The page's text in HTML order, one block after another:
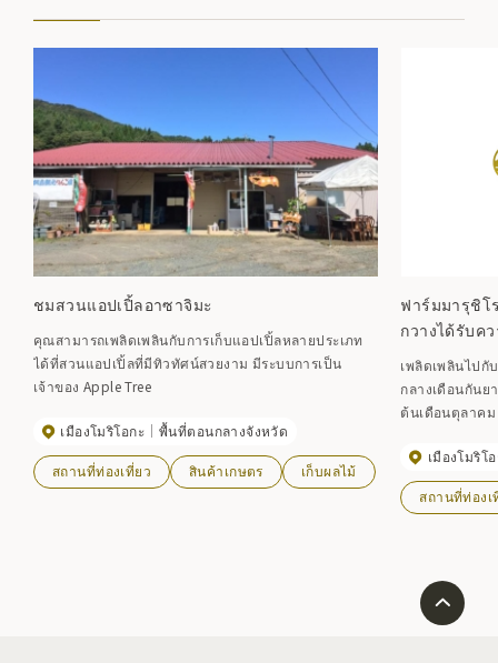
ชมสวนแอปเปิ้ลอาซาจิมะ
คุณสามารถเพลิดเพลินกับการเก็บแอปเปิ้ลหลายประเภท
ได้ที่สวนแอปเปิ้ลที่มีทิวทัศน์สวยงาม มีระบบการเป็น
เจ้าของ Apple Tree
เมืองโมริโอกะ พื้นที่ตอนกลางจังหวัด
สถานที่ท่องเที่ยว สินค้าเกษตร เก็บผลไม้
ฟาร์มมารุชิโ
กวางได้รับค
เพลิดเพลินไปกับก
กลางเดือนกันยายนถึ
ต้นเดือนตุลาคม
เมืองโมริโ
สถานที่ท่องเ